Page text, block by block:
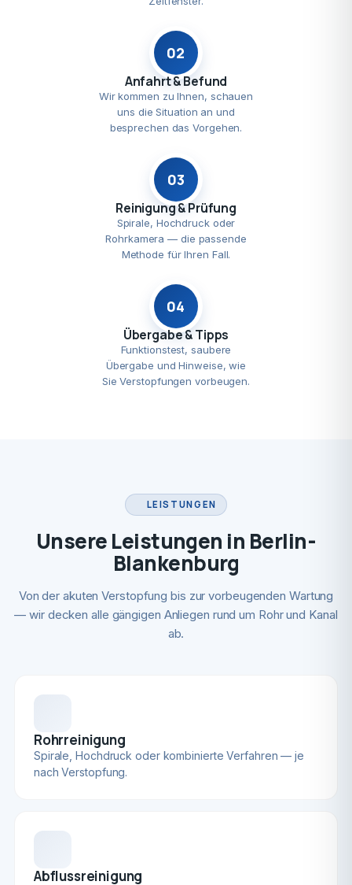
02
Anfahrt & Befund
Wir kommen zu Ihnen, schauen
uns die Situation an und
besprechen das Vorgehen.
03
Reinigung & Prüfung
Spirale, Hochdruck oder
Rohrkamera — die passende
Methode für Ihren Fall.
04
Übergabe & Tipps
Funktionstest, saubere
Übergabe und Hinweise, wie
Sie Verstopfungen vorbeugen.
LEISTUNGEN
Unsere Leistungen in Berlin-
Blankenburg
Von der akuten Verstopfung bis zur vorbeugenden Wartung
— wir decken alle gängigen Anliegen rund um Rohr und Kanal
ab.
Rohrreinigung
Spirale, Hochdruck oder kombinierte Verfahren — je
nach Verstopfung.
Abflussreinigung